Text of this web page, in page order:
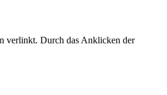
verlinkt. Durch das Anklicken der